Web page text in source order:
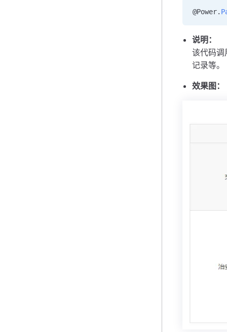
@Power.
说明：
该代码调
记录等。
效果图：